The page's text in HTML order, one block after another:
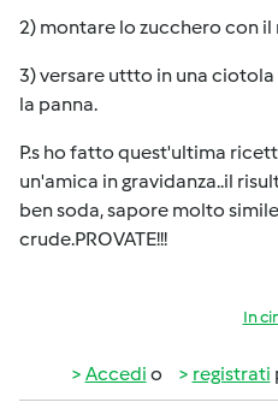
2) montare lo zucchero con il
3) versare uttto in una
la panna.
P.s ho fatto quest'ultima
un'amica in gravidanza..il
ben soda, sapore molto
crude.PROVATE!!!
In
Accedi o registrati